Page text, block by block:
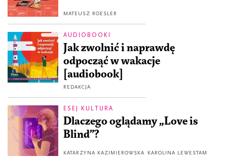
MATEUSZ ROESLER
AUDIOBOOKI
Jak zwolnić i naprawdę
odpocząć w wakacje
[audiobook]
REDAKCJA
ESEJ KULTURA
Dlaczego oglądamy „Love is
Blind”?
KATARZYNA KAZIMIEROWSKA KAROLINA LEWESTAM